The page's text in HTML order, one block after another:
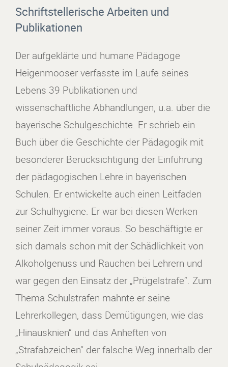
Schriftstellerische Arbeiten und
Publikationen
Der aufgeklärte und humane Pädagoge
Heigenmooser verfasste im Laufe seines
Lebens 39 Publikationen und
wissenschaftliche Abhandlungen, u.a. über die
bayerische Schulgeschichte. Er schrieb ein
Buch über die Geschichte der Pädagogik mit
besonderer Berücksichtigung der Einführung
der pädagogischen Lehre in bayerischen
Schulen. Er entwickelte auch einen Leitfaden
zur Schulhygiene. Er war bei diesen Werken
seiner Zeit immer voraus. So beschäftigte er
sich damals schon mit der Schädlichkeit von
Alkoholgenuss und Rauchen bei Lehrern und
war gegen den Einsatz der „Prügelstrafe“. Zum
Thema Schulstrafen mahnte er seine
Lehrerkollegen, dass Demütigungen, wie das
„Hinausknien“ und das Anheften von
„Strafabzeichen“ der falsche Weg innerhalb der